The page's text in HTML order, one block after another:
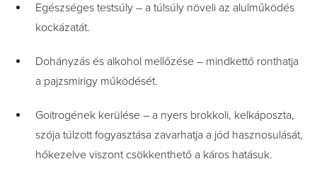
Egészséges testsúly – a túlsúly növeli az alulműködés
kockázatát.
Dohányzás és alkohol mellőzése – mindkettő ronthatja
a pajzsmirigy működését.
Goitrogének kerülése – a nyers brokkoli, kelkáposzta,
szója túlzott fogyasztása zavarhatja a jód hasznosulását,
hőkezelve viszont csökkenthető a káros hatásuk.